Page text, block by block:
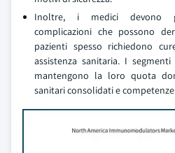
Inoltre, i medici devono
complicazioni che possono
pazienti spesso richiedono
assistenza sanitaria. I
mantengono la loro quota
sanitari consolidati e